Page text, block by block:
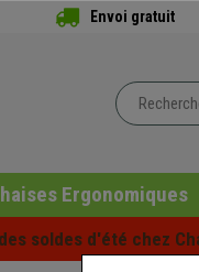
Envoi gratuit
Ergonomiques
soldes d'été chez